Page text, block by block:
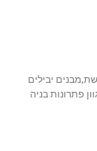
בניה מתועשת,מבנים יבילים
פתרונות בניה